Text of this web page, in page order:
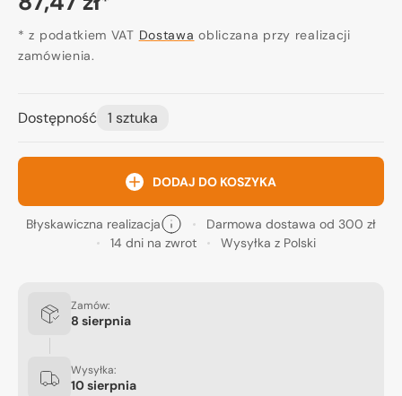
regularna
* z podatkiem VAT Dostawa obliczana przy realizacji
zamówienia.
Dostępność 1 sztuka
DODAJ DO KOSZYKA
Błyskawiczna realizacja
Darmowa dostawa od 300 zł
14 dni na zwrot
Wysyłka z Polski
Zamów:
8 sierpnia
Wysyłka:
10 sierpnia